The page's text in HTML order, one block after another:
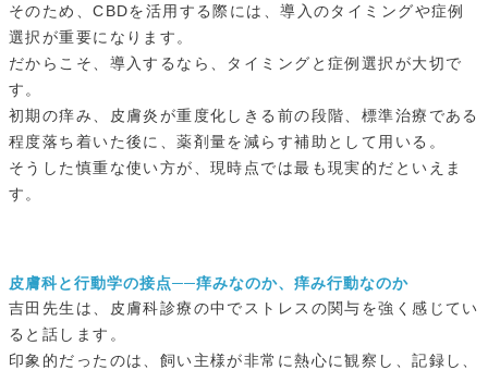
そのため、CBDを活用する際には、導入のタイミングや症例
選択が重要になります。
だからこそ、導入するなら、タイミングと症例選択が大切で
す。
初期の痒み、皮膚炎が重度化しきる前の段階、標準治療である
程度落ち着いた後に、薬剤量を減らす補助として用いる。
そうした慎重な使い方が、現時点では最も現実的だといえま
す。
皮膚科と行動学の接点──痒みなのか、痒み行動なのか
吉田先生は、皮膚科診療の中でストレスの関与を強く感じてい
ると話します。
印象的だったのは、飼い主様が非常に熱心に観察し、記録し、